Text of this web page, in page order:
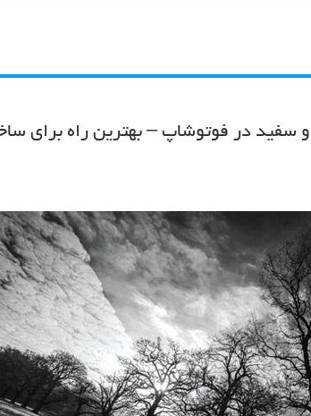
سفید در فوتوشاپ – بهترین راه برای